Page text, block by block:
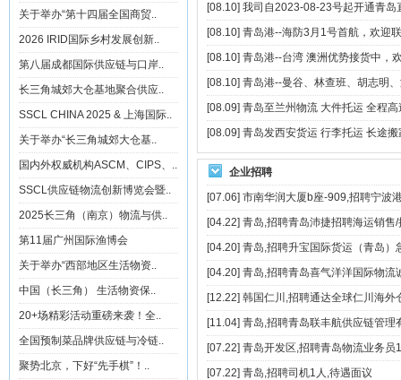
程，能快速响应并高效处理清关难
题。
05/11/2024
青岛到苏州货运特快专线
05/11/2024
青岛到苏州快运专线直达
25/07/2024
郑州泰亚陆通专业全国各地起运至
中亚&独联体物流（阿塞拜疆/亚美
尼亚/土库曼斯坦（中亚五国）/摩尔
多瓦/白俄罗斯/阿富汗/伊拉克/尼泊
尔/不丹
25/07/2024
郑州泰亚陆通 (中亚&独联体专业运
输)--全国起步至阿塞拜疆/亚美尼亚/
关于举办“第十四届全国商贸..
2026 IRID国际乡村发展创新..
第八届成都国际供应链与口岸..
长三角城郊大仓基地聚合供应..
SSCL CHINA 2025 & 上海国际..
关于举办“长三角城郊大仓基..
国内外权威机构ASCM、CIPS、..
SSCL供应链物流创新博览会暨..
2025长三角（南京）物流与供..
第11届广州国际渔博会
关于举办“西部地区生活物资..
中国（长三角） 生活物资保..
20+场精彩活动重磅来袭！全..
全国预制菜品牌供应链与冷链..
聚势北京，下好“先手棋”！..
[08.10] 我司自2023-08-23号起开通青岛
[08.10] 青岛港--海防3月1号首航，欢迎
[08.10] 青岛港--台湾 澳洲优势接货中，
[08.10] 青岛港--曼谷、林查班、胡志明
[08.09] 青岛至兰州物流 大件托运 全程
[08.09] 青岛发西安货运 行李托运 长途搬
企业招聘
[07.06] 市南华润大厦b座-909,招聘宁波
[04.22] 青岛,招聘青岛沛捷招聘海运销售
[04.20] 青岛,招聘升宝国际货运（青岛）
[04.20] 青岛,招聘青岛喜气洋洋国际物
[12.22] 韩国仁川,招聘通达全球仁川海外
[11.04] 青岛,招聘青岛联丰航供应链管理
[07.22] 青岛开发区,招聘青岛物流业务员
[07.22] 青岛,招聘司机1人,待遇面议